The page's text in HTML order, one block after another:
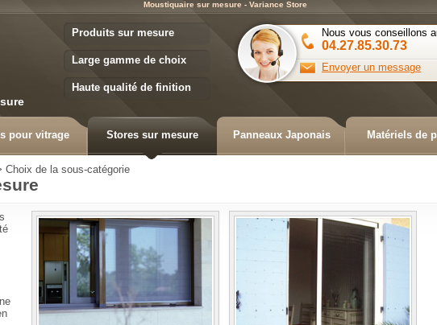
Moustiquaire sur mesure - Variance Store
Produits sur mesure
Large gamme de choix
Haute qualité de finition
Nous vous conseillons
04.27.85.30.73
Envoyer un message
pour vitrage Stores sur mesure Panneaux Japonais Matériels de
Choix de la sous-catégorie